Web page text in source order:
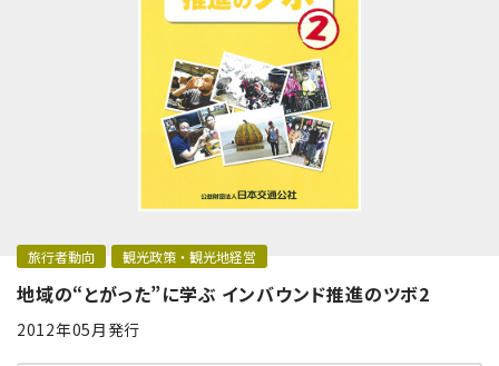
旅行者動向 観光政策・観光地経営
地域の“とがった”に学ぶ インバウンド推進のツボ2
2012年05月発行